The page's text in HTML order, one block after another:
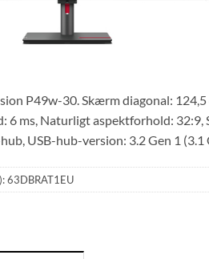
P49w-30. Skærm diagonal:
6 ms, Naturligt aspektforhold:
USB-hub-version: 3.2 Gen 1
63DBRAT1EU